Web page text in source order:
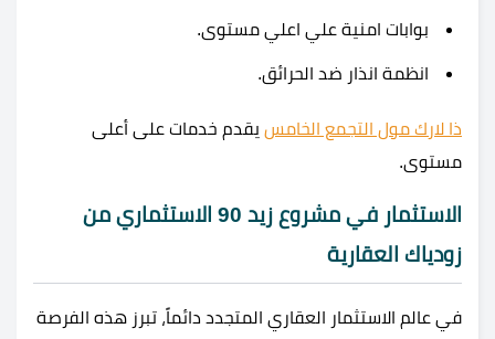
بوابات امنية علي اعلي مستوى.
انظمة انذار ضد الحرائق.
ذا لارك مول التجمع الخامس يقدم خدمات على أعلى
مستوى.
الاستثمار في مشروع زيد 90 الاستثماري من
زودياك العقارية
في عالم الاستثمار العقاري المتجدد دائماً، تبرز هذه الفرصة